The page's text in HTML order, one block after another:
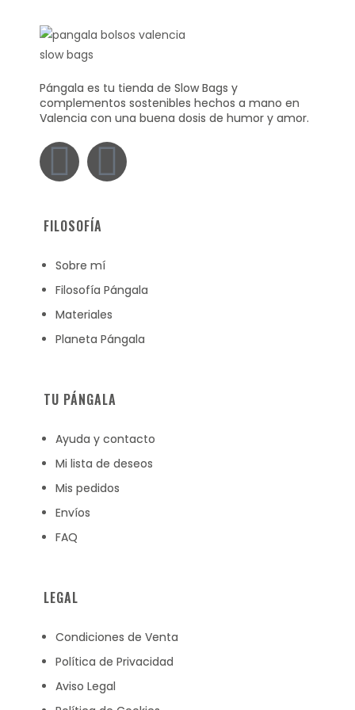
Pángala es tu tienda de Slow Bags y
complementos sostenibles hechos a mano en
Valencia con una buena dosis de humor y amor.
FILOSOFÍA
Sobre mí
Filosofía Pángala
Materiales
Planeta Pángala
TU PÁNGALA
Ayuda y contacto
Mi lista de deseos
Mis pedidos
Envíos
FAQ
LEGAL
Condiciones de Venta
Política de Privacidad
Aviso Legal